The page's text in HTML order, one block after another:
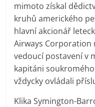
mimoto získal
kruhů amerického
hlavní akcionář
Airways Corporation
vedoucí postavení v
kapitáni
vždycky ovládali
Klika Symington-